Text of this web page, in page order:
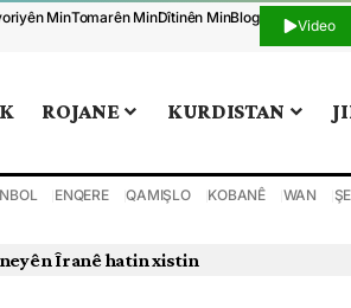
MinTomarên MinDîtinên MinBlog Video
ROJANE KURDISTAN
ENQERE QAMIŞLO KOBANÊ WAN
Îranê hatin xistin